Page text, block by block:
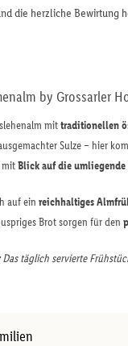
die herzliche Bewirtung
by Grossarler
mittraditionellen
Sulze – hier
mitBlick auf die umliegende
auf ein reichhaltiges
Brot sorgen für den
Das täglich servierte